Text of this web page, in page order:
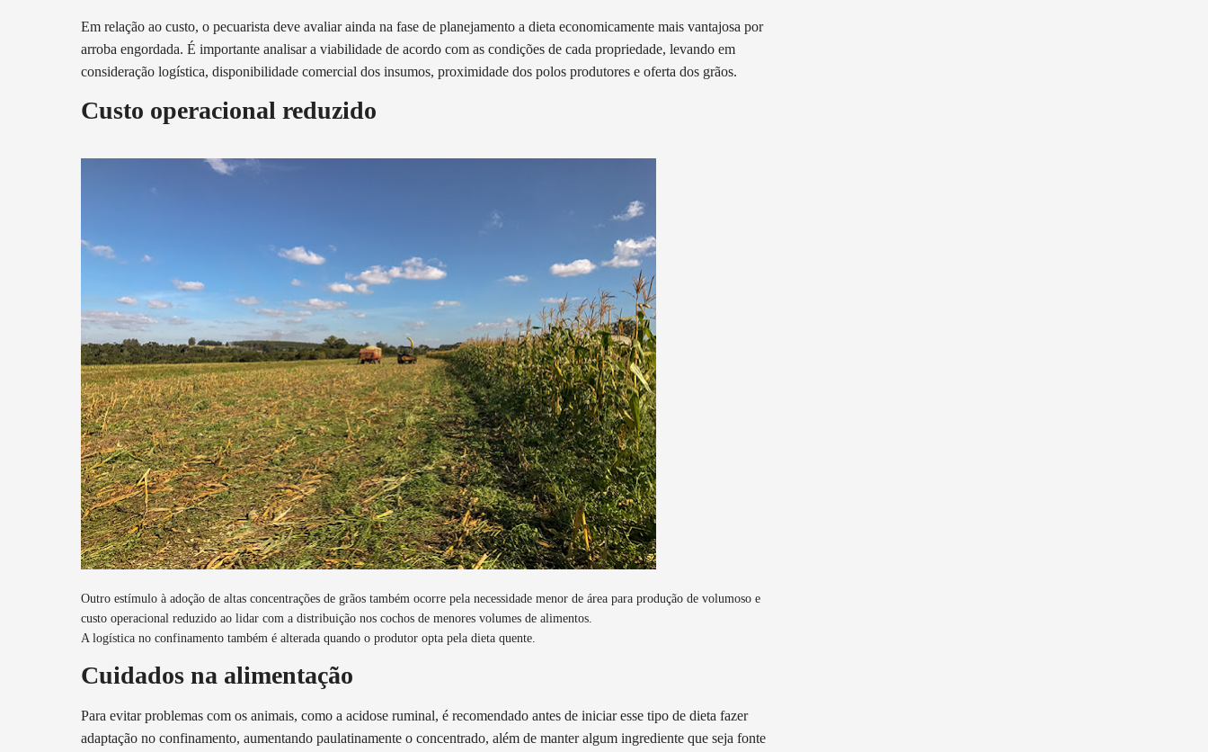
Em relação ao custo, o pecuarista deve avaliar ainda na fase de planejamento a dieta economicamente mais vantajosa por
arroba engordada. É importante analisar a viabilidade de acordo com as condições de cada propriedade, levando em
consideração logística, disponibilidade comercial dos insumos, proximidade dos polos produtores e oferta dos grãos.
Custo operacional reduzido
Outro estímulo à adoção de altas concentrações de grãos também ocorre pela necessidade menor de área para produção de volumoso e
custo operacional reduzido ao lidar com a distribuição nos cochos de menores volumes de alimentos.
A logística no confinamento também é alterada quando o produtor opta pela dieta quente.
Cuidados na alimentação
Para evitar problemas com os animais, como a acidose ruminal, é recomendado antes de iniciar esse tipo de dieta fazer
adaptação no confinamento, aumentando paulatinamente o concentrado, além de manter algum ingrediente que seja fonte